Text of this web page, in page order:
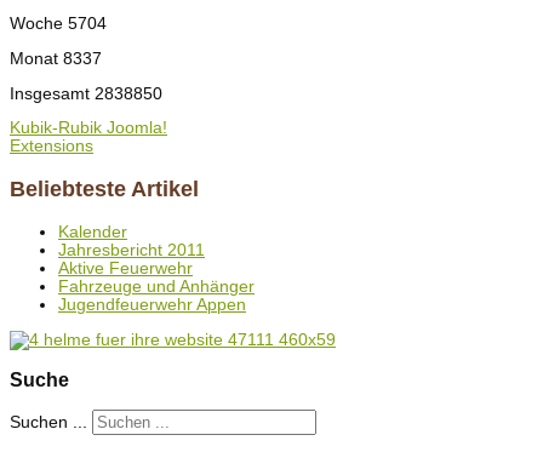
Woche 5704
Monat 8337
Insgesamt 2838850
Kubik-Rubik Joomla!
Extensions
Beliebteste Artikel
Kalender
Jahresbericht 2011
Aktive Feuerwehr
Fahrzeuge und Anhänger
Jugendfeuerwehr Appen
Suche
Suchen ...